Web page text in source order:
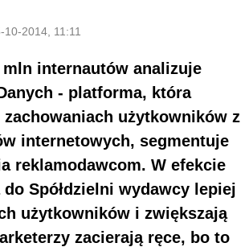
2014, 11:11
mln internautów analizuje
- platforma, która
zachowaniach użytkowników z
internetowych, segmentuje
reklamodawcom. W efekcie
Spółdzielni wydawcy lepiej
użytkowników i zwiększają
zacierają ręce, bo to